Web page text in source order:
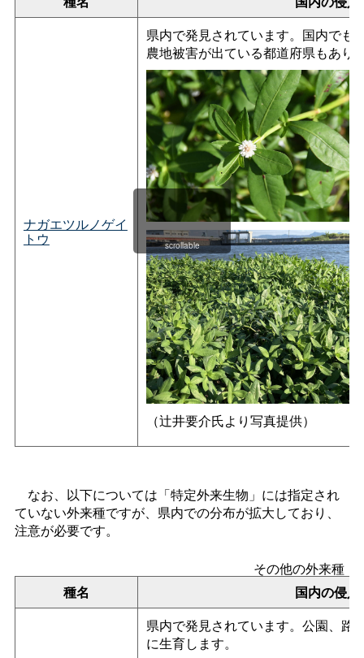
ナガエツルノゲイ
トウ
県内で発見されています。国内でも
農地被害が出ている都道府県もあり
（辻井要介氏より写真提供）
scrollable
なお、以下については「特定外来生物」には指定され
ていない外来種ですが、県内での分布が拡大しており、
注意が必要です。
その他の外来種
種名
国内の侵
県内で発見されています。公園、路
に生育します。